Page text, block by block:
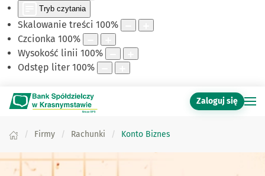
Tryb czytania
Skalowanie treści 100%
Czcionka 100%
Wysokość linii 100%
Odstęp liter 100%
Zaloguj się
Firmy Rachunki Konto Biznes